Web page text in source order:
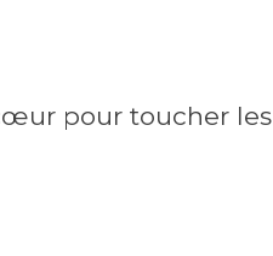
pour toucher les